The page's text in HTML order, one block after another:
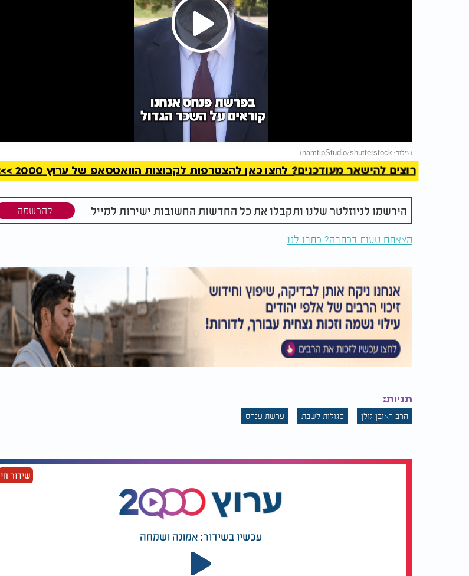
Play
Video
(צילום: namtipStudio/shutterstock)
להמשך קריאה
רוצים להישאר מעודכנים? לחצו כאן להצטרפות לקבוצות הוואטסאפ של ערוץ 2000 >>>
הירשמו לניוזלטר שלנו ותקבלו את כל החדשות החשובות ישירות למייל להרשמה
מצאתם טעות בכתבה? כתבו לנו
תגיות:
הרב ראובן גולן סגולות לשבת פרשת פנחס
שידור חי
עכשיו בשידור: אמונה ושמחה